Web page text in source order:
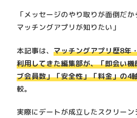
筆者の体験をもとに書いていま
のマッチングアプリを利用し、 実
えたアプリ・向いていなかった
したポイントを正直に解説しま
く、 「これから使う人が失敗し
まとめました。
「メッセージのやり取りが面倒だ
マッチングアプリが知りたい」
本記事は、マッチングアプリ歴8年
利用してきた編集部が、「即会い
ブ会員数」「安全性」「料金」の4
較。
実際にデートが成立したスクリー